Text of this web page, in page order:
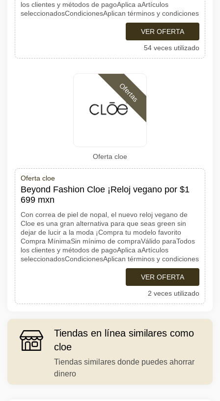
los clientes y métodos de pagoAplica aArtículos
seleccionadosCondicionesAplican términos y condiciones
VER OFERTA
54 veces utilizado
Ofertas
Oferta cloe
Oferta cloe
Beyond Fashion Cloe ¡Reloj vegano por $1
699 mxn
Con correa de piel de nopal, el nuevo reloj vegano de
Cloe es una gran alternativa para que seas green sin
dejar de lucir a la moda ¡Compra tu modelo favorito
Compra MínimaSin mínimo de compraVálido paraTodos
los clientes y métodos de pagoAplica aArtículos
seleccionadosCondicionesAplican términos y condiciones
VER OFERTA
2 veces utilizado
Tiendas en línea similares como
cloe
Tiendas similares donde puedes ahorrar
dinero